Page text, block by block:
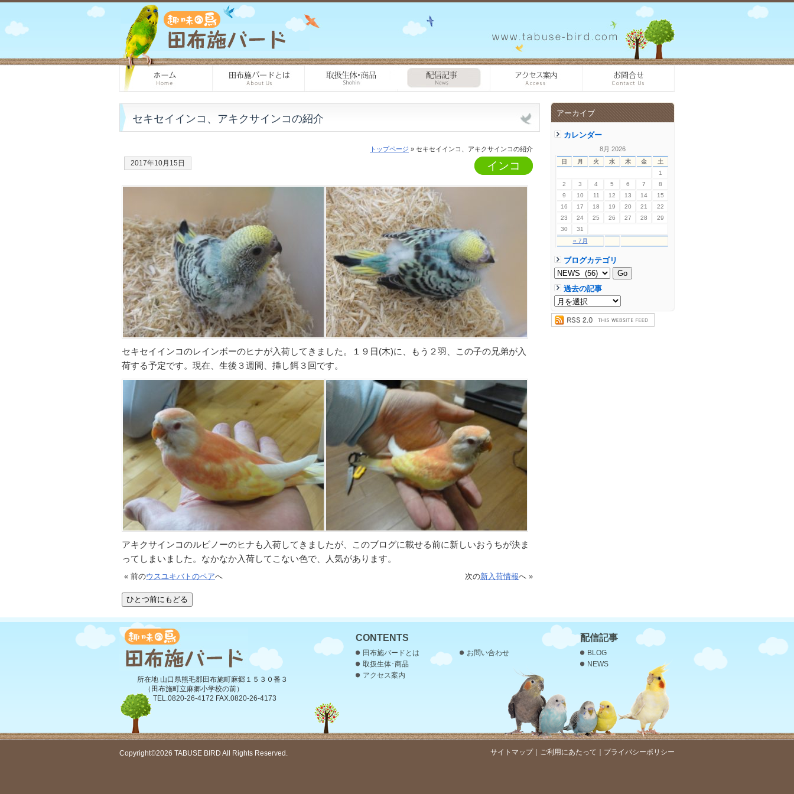
アーカイブ
カレンダー
8月 2026
日 月 火 水 木 金 土
« 7月
1
2
3 4 5 6 7
8
9
10 11 12 13 14
15
16
17 18 19 20 21
22
23
24 25 26 27 28
29
30
31
ブログカテゴリ
過去の記事
セキセイインコ、アキクサインコの紹介
トップページ » セキセイインコ、アキクサインコの紹介
2017年10月15日 インコ
セキセイインコのレインボーのヒナが入荷してきました。１９日(木)に、もう２羽、この子の兄弟が入
荷する予定です。現在、生後３週間、挿し餌３回です。
アキクサインコのルビノーのヒナも入荷してきましたが、このブログに載せる前に新しいおうちが決ま
ってしまいました。なかなか入荷してこない色で、人気があります。
« 前のウスユキバトのペアへ 次の新入荷情報へ »
所在地 山口県熊毛郡田布施町麻郷１５３０番３
（田布施町立麻郷小学校の前）
TEL.0820-26-4172 FAX.0820-26-4173
CONTENTS
田布施バードとは
取扱生体･商品
アクセス案内
お問い合わせ
配信記事
BLOG
NEWS
Copyright©2026 TABUSE BIRD All Rights Reserved. サイトマップ｜ ご利用にあたって ｜ プライバシーポリシー